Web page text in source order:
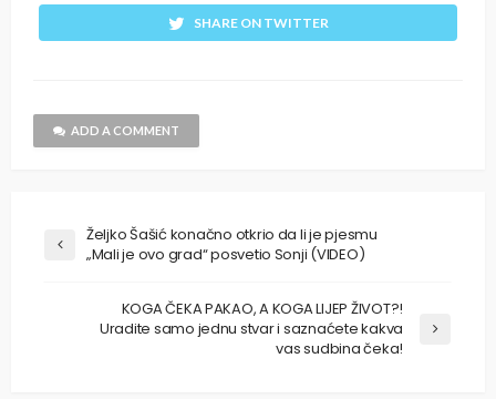
SHARE ON TWITTER
ADD A COMMENT
Željko Šašić konačno otkrio da li je pjesmu
„Mali je ovo grad“ posvetio Sonji (VIDEO)
KOGA ČEKA PAKAO, A KOGA LIJEP ŽIVOT?!
Uradite samo jednu stvar i saznaćete kakva
vas sudbina čeka!